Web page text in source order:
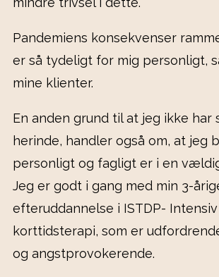
Pandemiens konsekvenser
er så tydeligt for mig personligt,
mine klienter.
En anden grund til at jeg ikke har
herinde, handler også om, at jeg
personligt og fagligt er i en
Jeg er godt i gang med min 3-
efteruddannelse i ISTDP-
korttidsterapi, som er
og angstprovokerende.